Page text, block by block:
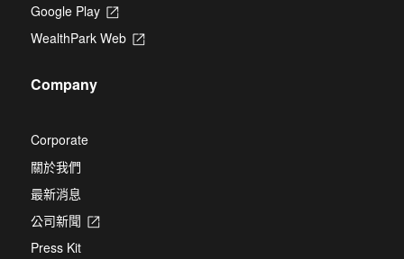
a
new
tab
Google Play
Opens
a
WealthPark Web
Opens
Company
Corporate
關於我們
最新消息
公司新聞
Opens
Press Kit